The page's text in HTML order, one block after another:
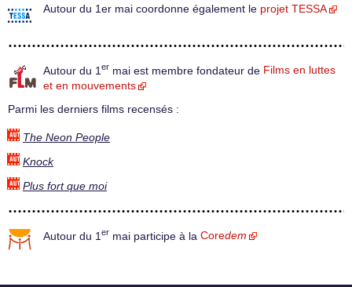
Autour du 1er mai coordonne également le projet TESSA
Autour du 1 er mai est membre fondateur de Films en luttes
et en mouvements
Parmi les derniers films recensés :
The Neon People
Knock
Plus fort que moi
Autour du 1 er mai participe à la Coredem